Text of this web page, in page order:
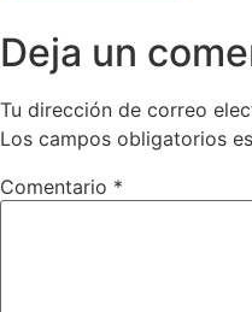
Deja un
Tu dirección de correo
Los campos obligatorios
Comentario *